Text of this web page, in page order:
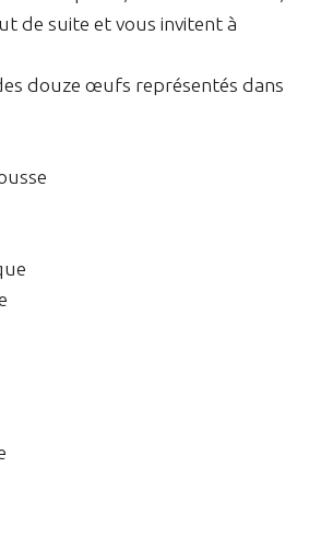
de suite et vous invitent à
douze œufs représentés dans